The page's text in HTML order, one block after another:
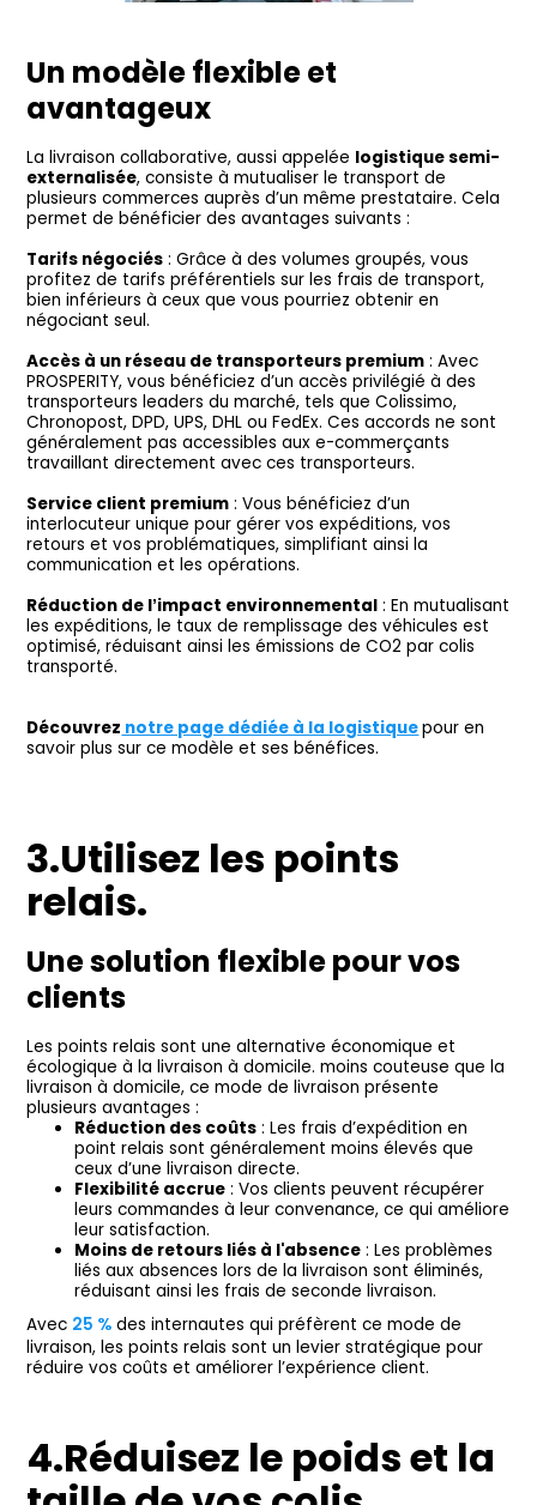
Un modèle flexible et
avantageux
La livraison collaborative, aussi appelée logistique semi-
externalisée, consiste à mutualiser le transport de
plusieurs commerces auprès d’un même prestataire. Cela
permet de bénéficier des avantages suivants :
Tarifs négociés : Grâce à des volumes groupés, vous
profitez de tarifs préférentiels sur les frais de transport,
bien inférieurs à ceux que vous pourriez obtenir en
négociant seul.
Accès à un réseau de transporteurs premium : Avec
PROSPERITY, vous bénéficiez d’un accès privilégié à des
transporteurs leaders du marché, tels que Colissimo,
Chronopost, DPD, UPS, DHL ou FedEx. Ces accords ne sont
généralement pas accessibles aux e-commerçants
travaillant directement avec ces transporteurs.
Service client premium : Vous bénéficiez d’un
interlocuteur unique pour gérer vos expéditions, vos
retours et vos problématiques, simplifiant ainsi la
communication et les opérations.
Réduction de l’impact environnemental : En mutualisant
les expéditions, le taux de remplissage des véhicules est
optimisé, réduisant ainsi les émissions de CO2 par colis
transporté.
Découvrez notre page dédiée à la logistiquepour en
savoir plus sur ce modèle et ses bénéfices.
3.Utilisez les points
relais.
Une solution flexible pour vos
clients
Les points relais sont une alternative économique et
écologique à la livraison à domicile. moins couteuse que la
livraison à domicile, ce mode de livraison présente
plusieurs avantages :
Réduction des coûts : Les frais d’expédition en
point relais sont généralement moins élevés que
ceux d’une livraison directe.
Flexibilité accrue : Vos clients peuvent récupérer
leurs commandes à leur convenance, ce qui améliore
leur satisfaction.
Moins de retours liés à l'absence : Les problèmes
liés aux absences lors de la livraison sont éliminés,
réduisant ainsi les frais de seconde livraison.
Avec 25 % des internautes qui préfèrent ce mode de
livraison, les points relais sont un levier stratégique pour
réduire vos coûts et améliorer l’expérience client.
4.Réduisez le poids et la